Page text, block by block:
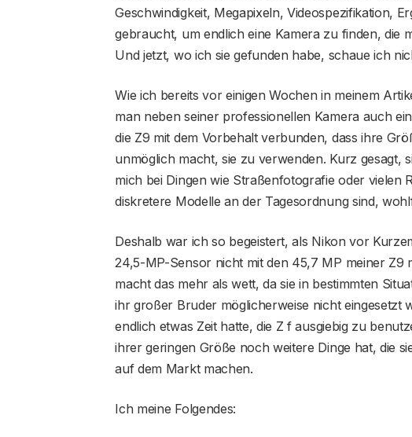
Geschwindigkeit, Megapixeln, Videospezifikation,
gebraucht, um endlich eine Kamera zu finden, die
Und jetzt, wo ich sie gefunden habe, schaue ich
Wie ich bereits vor einigen Wochen in meinem
man neben seiner professionellen Kamera auch
die Z9 mit dem Vorbehalt verbunden, dass ihre
unmöglich macht, sie zu verwenden. Kurz gesagt,
mich bei Dingen wie Straßenfotografie oder vielen
diskretere Modelle an der Tagesordnung sind,
Deshalb war ich so begeistert, als Nikon vor
24,5-MP-Sensor nicht mit den 45,7 MP meiner
macht das mehr als wett, da sie in bestimmten
ihr großer Bruder möglicherweise nicht eingesetzt
endlich etwas Zeit hatte, die Z f ausgiebig zu
ihrer geringen Größe noch weitere Dinge hat, die
auf dem Markt machen.
Ich meine Folgendes: